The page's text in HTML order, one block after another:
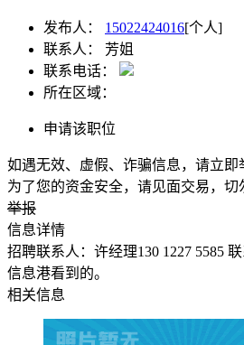
发布人： 15022424016[个人]
联系人：
芳姐
联系电话：
所在区域：
申请该职位
如遇无效、虚假、诈骗信息，请立即
为了您的资金安全，请见面交易，切
举报
信息详情
招聘联系人：许经理130 1227 5585
信息港看到的。
相关信息